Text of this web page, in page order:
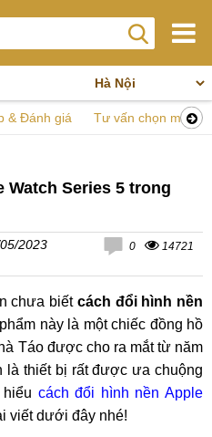
& Đánh giá Tư vấn chọn mua
Watch Series 5 trong
2023
0 14721
chưa biết cách đổi hình nền
này là một chiếc đồng hồ
Táo được cho ra mắt từ năm
là thiết bị rất được ưa chuộng
cách đổi hình nền Apple
viết dưới đây nhé!